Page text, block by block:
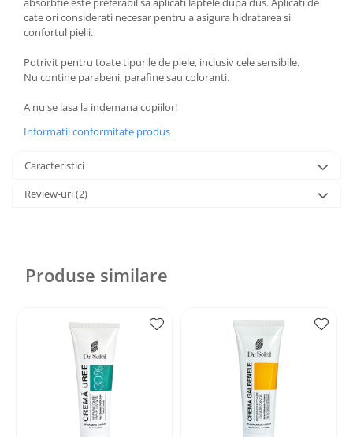
cate ori considerati necesar pentru a asigura hidratarea si
confortul pielii.
Potrivit pentru toate tipurile de piele, inclusiv cele sensibile.
Nu contine parabeni, parafine sau coloranti.
A nu se lasa la indemana copiilor!
Informatii conformitate produs
Caracteristici
Review-uri(2)
Produse similare